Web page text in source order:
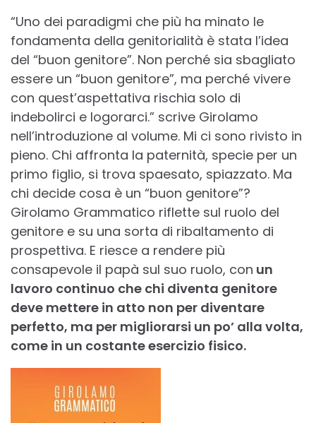
“Uno dei paradigmi che più ha minato le
fondamenta della genitorialità è stata l’idea
del “buon genitore”. Non perché sia sbagliato
essere un “buon genitore”, ma perché vivere
con quest’aspettativa rischia solo di
indebolirci e logorarci.” scrive Girolamo
nell’introduzione al volume. Mi ci sono rivisto in
pieno. Chi affronta la paternità, specie per un
primo figlio, si trova spaesato, spiazzato. Ma
chi decide cosa è un “buon genitore”?
Girolamo Grammatico riflette sul ruolo del
genitore e su una sorta di ribaltamento di
prospettiva. E riesce a rendere più
consapevole il papà sul suo ruolo, con un
lavoro continuo che chi diventa genitore
deve mettere in atto non per diventare
perfetto, ma per migliorarsi un po’ alla volta,
come in un costante esercizio fisico.